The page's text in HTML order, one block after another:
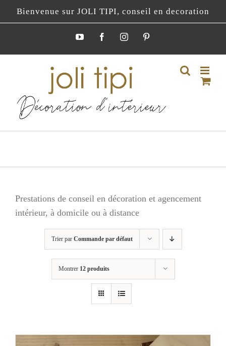
Passer
au
Bienvenue sur JOLI TIPI, conseil en decoration
YouTubeFacebookInstagramPinterest
Prestations de conseil en décoration et agencement
intérieur, à domicile ou à distance
Trier par Commande par défaut
Montrer 12 produits